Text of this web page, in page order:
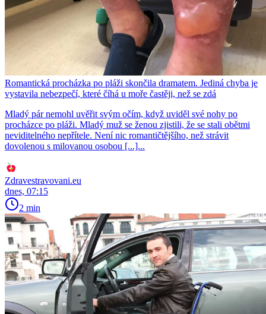
Romantická procházka po pláži skončila dramatem. Jediná chyba je
vystavila nebezpečí, které číhá u moře častěji, než se zdá
Mladý pár nemohl uvěřit svým očím, když uviděl své nohy po
procházce po pláži. Mladý muž se ženou zjistili, že se stali obětmi
neviditelného nepřítele. Není nic romantičtějšího, než strávit
dovolenou s milovanou osobou [...]...
Zdravestravovani.eu
dnes, 07:15
2 min